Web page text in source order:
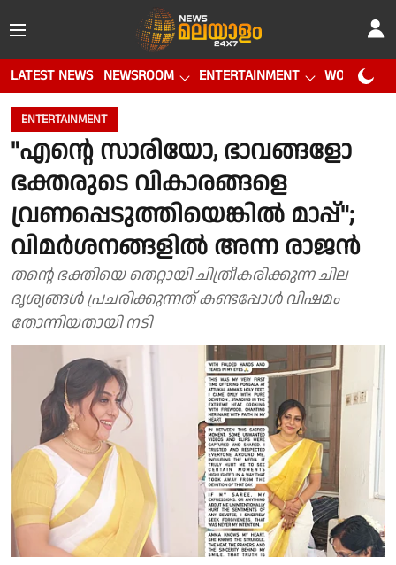
LATEST NEWS NEWSROOM ENTERTAINMENT WORLD CUP
ENTERTAINMENT
"എന്റെ സാരിയോ, ഭാവങ്ങളോ
ഭക്തരുടെ വികാരങ്ങളെ
വ്രണപ്പെടുത്തിയെങ്കിൽ മാപ്പ്";
വിമർശനങ്ങളിൽ അന്ന രാജൻ
തന്റെ ഭക്തിയെ തെറ്റായി ചിത്രീകരിക്കുന്ന ചില
ദൃശ്യങ്ങൾ പ്രചരിക്കുന്നത് കണ്ടപ്പോൾ വിഷമം
തോന്നിയതായി നടി